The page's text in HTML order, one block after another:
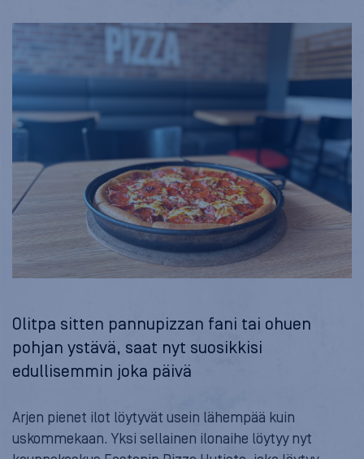
Olitpa sitten pannupizzan fani tai ohuen
pohjan ystävä, saat nyt suosikkisi
edullisemmin joka päivä
Arjen pienet ilot löytyvät usein lähempää kuin
uskommekaan. Yksi sellainen ilonaihe löytyy nyt